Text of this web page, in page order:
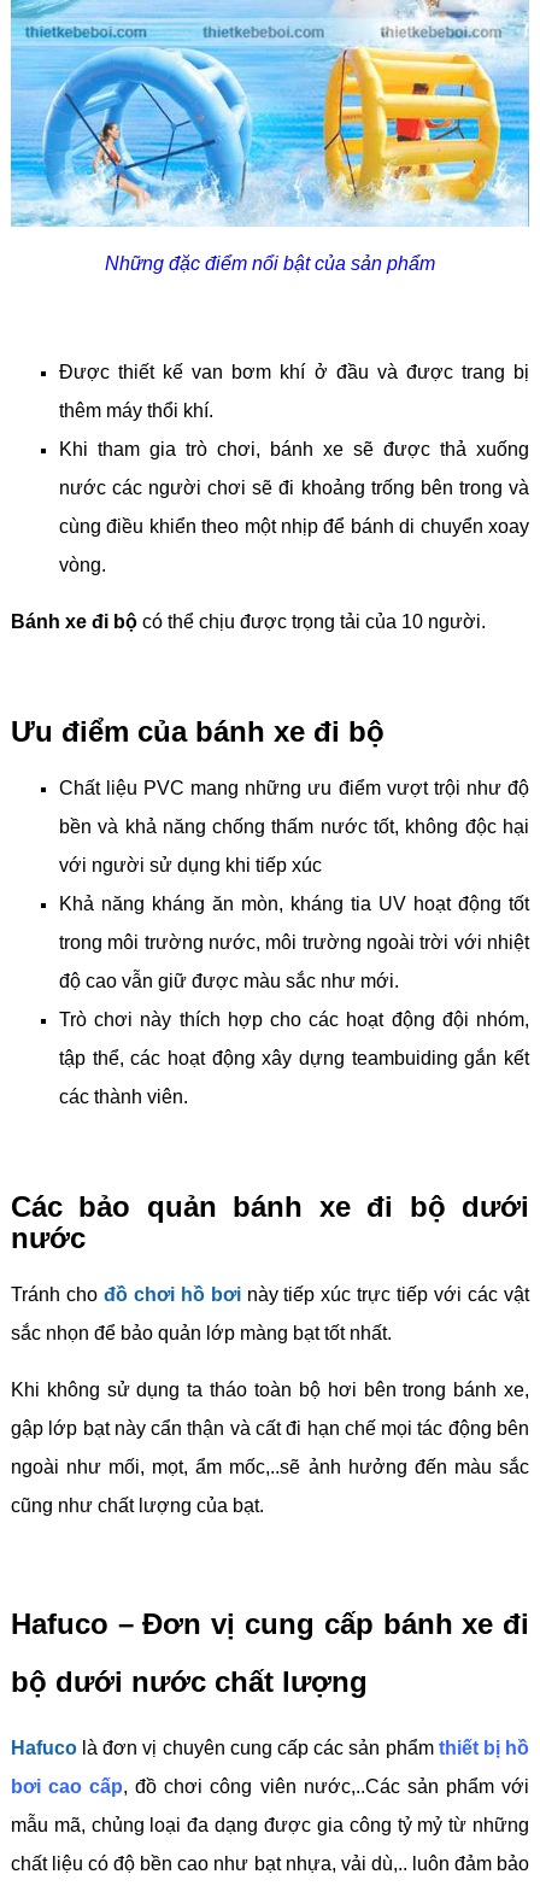
Những đặc điểm nổi bật của sản phẩm
Được thiết kế van bơm khí ở đầu và được trang bị
thêm máy thổi khí.
Khi tham gia trò chơi, bánh xe sẽ được thả xuống
nước các người chơi sẽ đi khoảng trống bên trong và
cùng điều khiển theo một nhịp để bánh di chuyển xoay
vòng.
Bánh xe đi bộcó thể chịu được trọng tải của 10 người.
Ưu điểm của bánh xe đi bộ
Chất liệu PVC mang những ưu điểm vượt trội như độ
bền và khả năng chống thấm nước tốt, không độc hại
với người sử dụng khi tiếp xúc
Khả năng kháng ăn mòn, kháng tia UV hoạt động tốt
trong môi trường nước, môi trường ngoài trời với nhiệt
độ cao vẫn giữ được màu sắc như mới.
Trò chơi này thích hợp cho các hoạt động đội nhóm,
tập thể, các hoạt động xây dựng teambuiding gắn kết
các thành viên.
Các bảo quản bánh xe đi bộ dưới
nước
Tránh cho đồ chơi hồ bơinày tiếp xúc trực tiếp với các vật
sắc nhọn để bảo quản lớp màng bạt tốt nhất.
Khi không sử dụng ta tháo toàn bộ hơi bên trong bánh xe,
gập lớp bạt này cẩn thận và cất đi hạn chế mọi tác động bên
ngoài như mối, mọt, ẩm mốc,..sẽ ảnh hưởng đến màu sắc
cũng như chất lượng của bạt.
Hafuco – Đơn vị cung cấp bánh xe đi
bộ dưới nước chất lượng
Hafucolà đơn vị chuyên cung cấp các sản phẩm thiết bị hồ
bơi cao cấp, đồ chơi công viên nước,..Các sản phẩm với
mẫu mã, chủng loại đa dạng được gia công tỷ mỷ từ những
chất liệu có độ bền cao như bạt nhựa, vải dù,.. luôn đảm bảo